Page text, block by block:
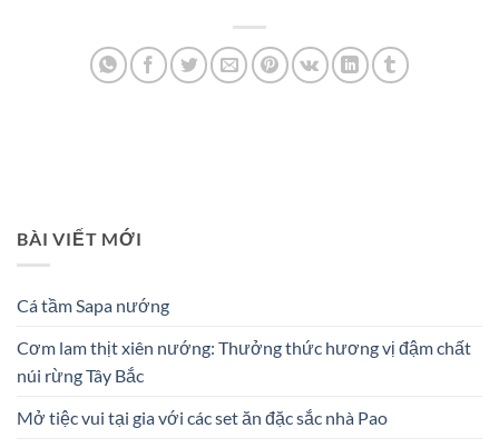
BÀI VIẾT MỚI
Cá tầm Sapa nướng
Cơm lam thịt xiên nướng: Thưởng thức hương vị đậm chất
núi rừng Tây Bắc
Mở tiệc vui tại gia với các set ăn đặc sắc nhà Pao